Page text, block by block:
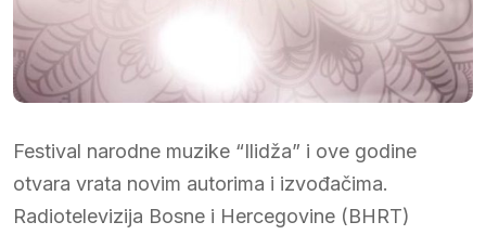
Festival narodne muzike “Ilidža” i ove godine
otvara vrata novim autorima i izvođačima.
Radiotelevizija Bosne i Hercegovine (BHRT)